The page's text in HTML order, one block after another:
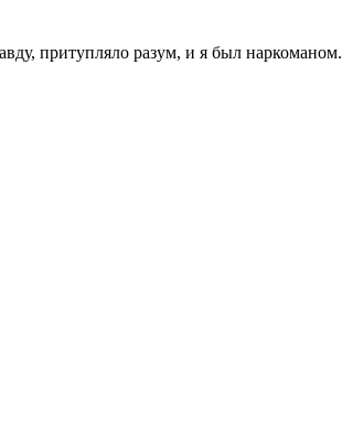
притупляло разум, и я был наркоманом.